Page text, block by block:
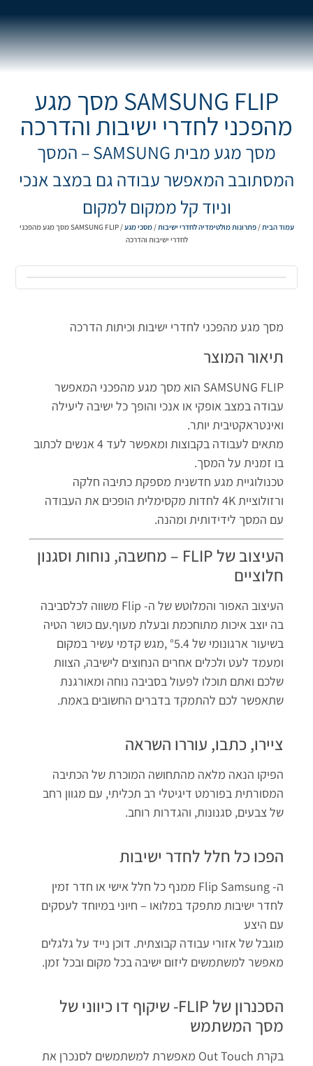
SAMSUNG FLIP מסך מגע
מהפכני לחדרי ישיבות והדרכה
מסך מגע מבית SAMSUNG – המסך
המסתובב המאפשר עבודה גם במצב אנכי
וניוד קל ממקום למקום
עמוד הבית/פתרונות מולטימדיה לחדרי ישיבות/מסכי מגע
/ SAMSUNG FLIP מסך מגע מהפכני
לחדרי ישיבות והדרכה
מסך מגע מהפכני לחדרי ישיבות וכיתות הדרכה
תיאור המוצר
SAMSUNG FLIP הוא מסך מגע מהפכני המאפשר
עבודה במצב אופקי או אנכי והופך כל ישיבה ליעילה
ואינטראקטיבית יותר.
מתאים לעבודה בקבוצות ומאפשר לעד 4 אנשים לכתוב
בו זמנית על המסך.
טכנולוגיית מגע חדשנית מספקת כתיבה חלקה
ורזולוציית 4K לחדות מקסימלית הופכים את העבודה
עם המסך לידידותית ומהנה.
העיצוב של FLIP – מחשבה, נוחות וסגנון
חלוציים
העיצוב האפור והמלוטש של ה- Flip משווה לכלסביבה
בה יוצב איכות מתוחכמת ובעלת מעוף.עם כושר הטיה
בשיעור ארגונומי של °5.4 ,מגש קדמי עשיר במקום
ומעמד לעט ולכלים אחרים הנחוצים לישיבה, הצוות
שלכם ואתם תוכלו לפעול בסביבה נוחה ומאורגנת
שתאפשר לכם להתמקד בדברים החשובים באמת.
ציירו, כתבו, עוררו השראה
הפיקו הנאה מלאה מהתחושה המוכרת של הכתיבה
המסורתית בפורמט דיגיטלי רב תכליתי, עם מגוון רחב
של צבעים, סגנונות, והגדרות רוחב.
הפכו כל חלל לחדר ישיבות
ה- Flip Samsung ממנף כל חלל אישי או חדר זמין
לחדר ישיבות מתפקד במלואו – חיוני במיוחד לעסקים
עם היצע
מוגבל של אזורי עבודה קבוצתית. דוכן נייד על גלגלים
מאפשר למשתמשים ליזום ישיבה בכל מקום ובכל זמן.
הסכנרון של FLIP- שיקוף דו כיווני של
מסך המשתמש
בקרת Out Touch מאפשרת למשתמשים לסנכרן את